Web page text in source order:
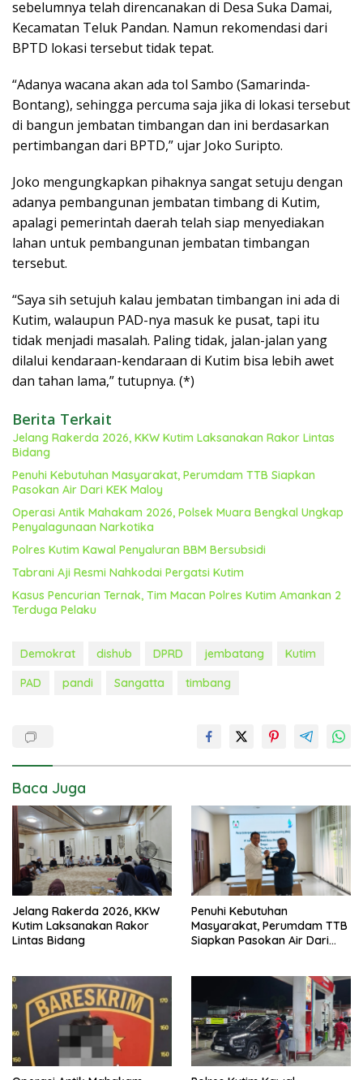
sebelumnya telah direncanakan di Desa Suka Damai,
Kecamatan Teluk Pandan. Namun rekomendasi dari
BPTD lokasi tersebut tidak tepat.
“Adanya wacana akan ada tol Sambo (Samarinda-
Bontang), sehingga percuma saja jika di lokasi tersebut
di bangun jembatan timbangan dan ini berdasarkan
pertimbangan dari BPTD,” ujar Joko Suripto.
Joko mengungkapkan pihaknya sangat setuju dengan
adanya pembangunan jembatan timbang di Kutim,
apalagi pemerintah daerah telah siap menyediakan
lahan untuk pembangunan jembatan timbangan
tersebut.
“Saya sih setujuh kalau jembatan timbangan ini ada di
Kutim, walaupun PAD-nya masuk ke pusat, tapi itu
tidak menjadi masalah. Paling tidak, jalan-jalan yang
dilalui kendaraan-kendaraan di Kutim bisa lebih awet
dan tahan lama,” tutupnya. (*)
Berita Terkait
Jelang Rakerda 2026, KKW Kutim Laksanakan Rakor Lintas
Bidang
Penuhi Kebutuhan Masyarakat, Perumdam TTB Siapkan
Pasokan Air Dari KEK Maloy
Operasi Antik Mahakam 2026, Polsek Muara Bengkal Ungkap
Penyalagunaan Narkotika
Polres Kutim Kawal Penyaluran BBM Bersubsidi
Tabrani Aji Resmi Nahkodai Pergatsi Kutim
Kasus Pencurian Ternak, Tim Macan Polres Kutim Amankan 2
Terduga Pelaku
Demokrat dishub DPRD jembatang
Kutim
PAD
pandi Sangatta timbang
Baca Juga
Jelang Rakerda 2026, KKW
Kutim Laksanakan Rakor
Lintas Bidang
Penuhi Kebutuhan
Masyarakat, Perumdam TTB
Siapkan Pasokan Air Dari